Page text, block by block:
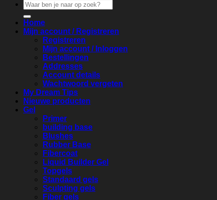
Zoeken
naar:
Home
Mijn account / Registreren
Registreren
Mijn account / Inloggen
Bestellingen
Addresses
Account details
Wachtwoord vergeten
My Dream Tips
Nieuwe producten
Gel
Primer
building base
Blushes
Rubber Base
Fibercoat
Liquid Builder Gel
Topgels
Standaard gels
Sculpting gels
Fiber gels